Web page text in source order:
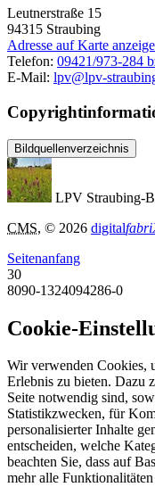
Leutnerstraße 15
94315 Straubing
Adresse auf Karte
Telefon: 09421/973-284
E-Mail: lpv@lpv-
Bildquellenverzeichnis
LPV Straubing-
CMS, © 2026 digital
Seitenanfang
30
8090-1324094286-0
Cookie-
Wir verwenden Cookies,
Erlebnis zu bieten. Dazu
Seite notwendig sind,
Statistikzwecken, für
personalisierter Inhalte
entscheiden, welche
beachten Sie, dass auf
mehr alle